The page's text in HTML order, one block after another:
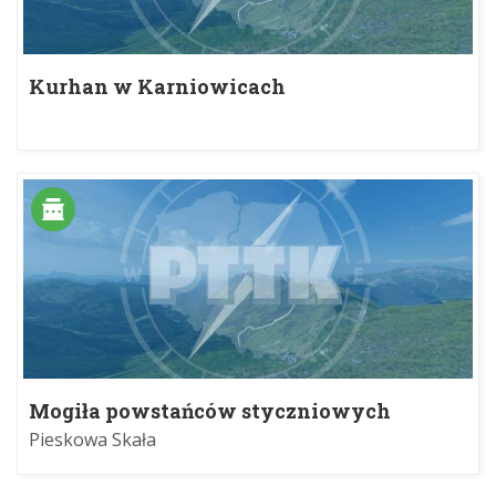
Kurhan w Karniowicach
Mogiła powstańców styczniowych
Pieskowa Skała